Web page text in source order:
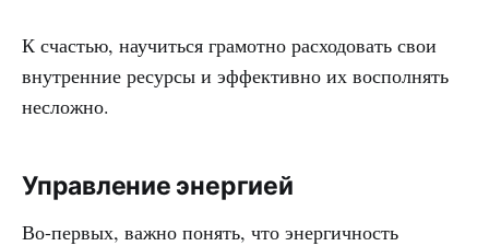
К счастью, научиться грамотно расходовать свои
внутренние ресурсы и эффективно их восполнять
несложно.
Управление энергией
Во-первых, важно понять, что энергичность